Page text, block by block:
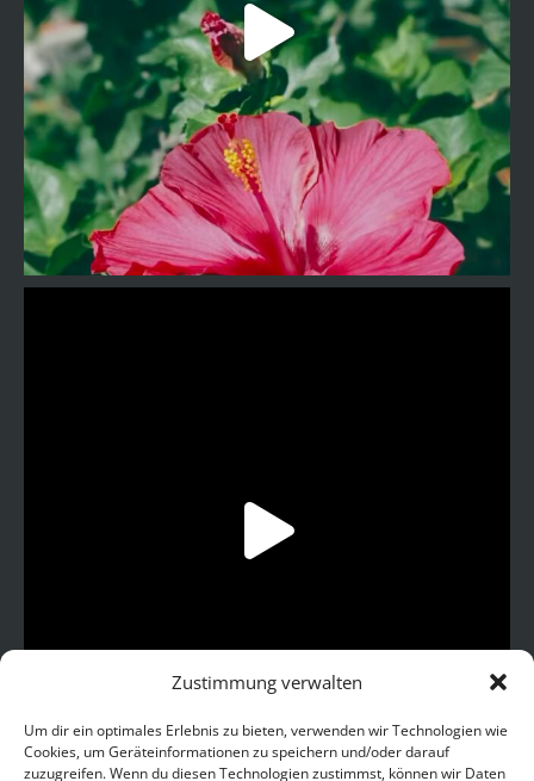
Zustimmung verwalten
Um dir ein optimales Erlebnis zu bieten, verwenden wir Technologien wie
Cookies, um Geräteinformationen zu speichern und/oder darauf
zuzugreifen. Wenn du diesen Technologien zustimmst, können wir Daten